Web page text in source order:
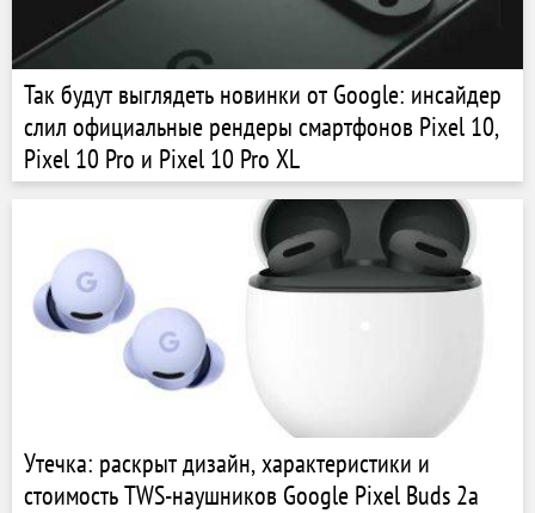
Так будут выглядеть новинки от Google: инсайдер
слил официальные рендеры смартфонов Pixel 10,
Pixel 10 Pro и Pixel 10 Pro XL
Утечка: раскрыт дизайн, характеристики и
стоимость TWS-наушников Google Pixel Buds 2a